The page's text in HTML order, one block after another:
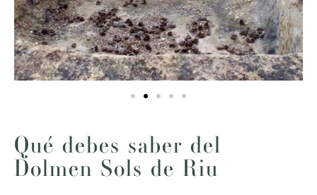
Qué debes saber del
Dolmen Sols de Riu